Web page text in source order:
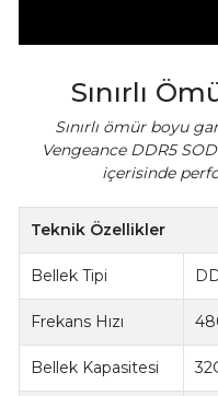
Sınırlı
Sınırlı ömür boyu
Vengeance DDR5
içerisinde
Teknik Özellikler
Bellek Tipi
Frekans Hızı
Bellek Kapasitesi